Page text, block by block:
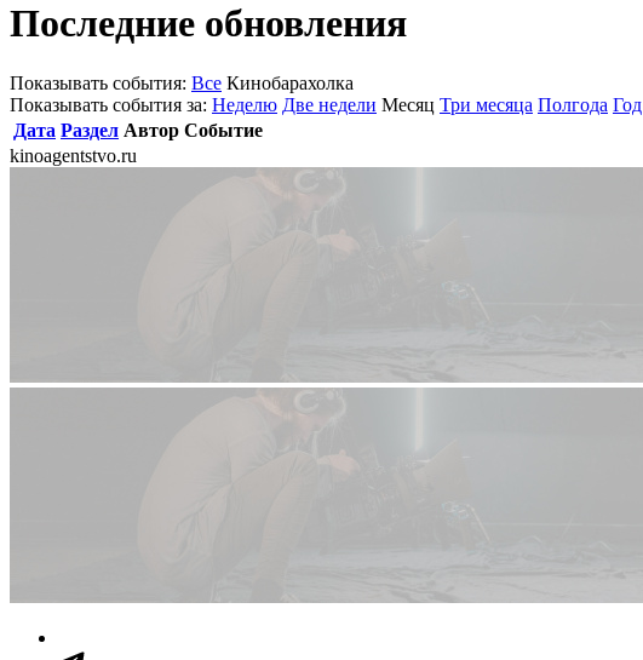
Последние обновления
Показывать события: Все Кинобарахолка
Показывать события за: Неделю Две недели Месяц Три месяца Полгода Год
Дата Раздел Автор Событие
kinoagentstvo.ru